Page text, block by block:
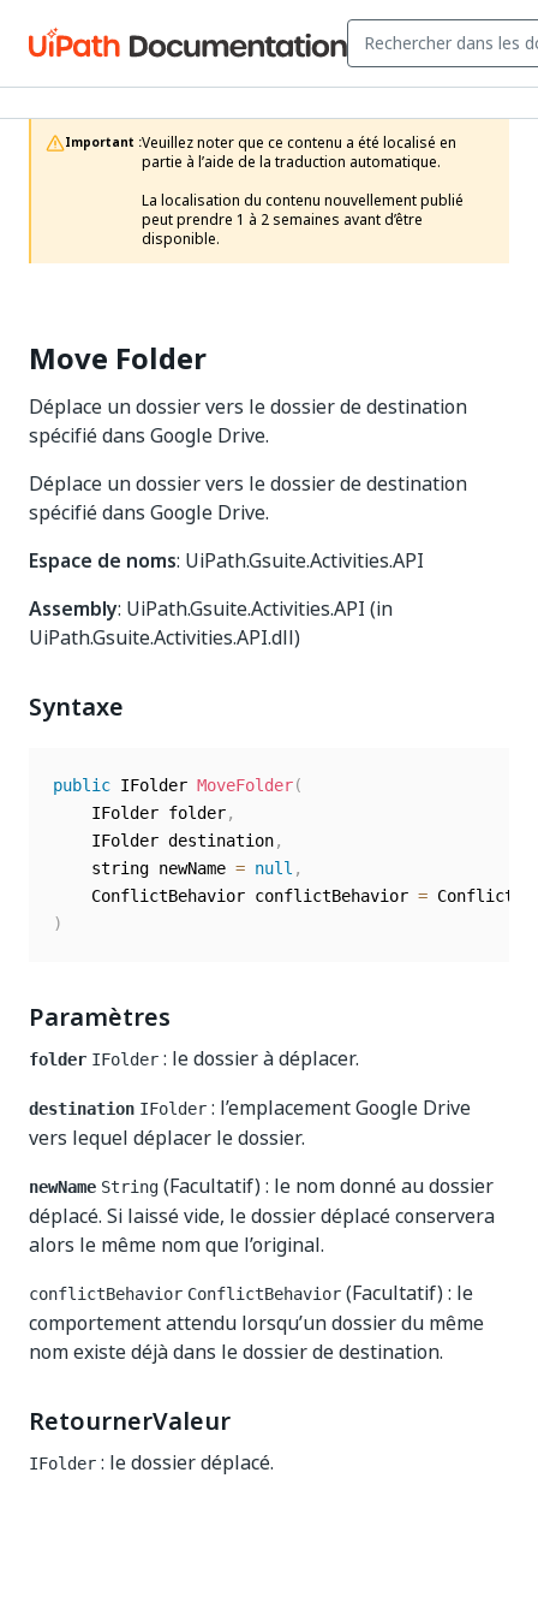
Important :Veuillez noter que ce contenu a été localisé en
partie à l’aide de la traduction automatique.
La localisation du contenu nouvellement publié
peut prendre 1 à 2 semaines avant d’être
disponible.
Move Folder
Déplace un dossier vers le dossier de destination
spécifié dans Google Drive.
Déplace un dossier vers le dossier de destination
spécifié dans Google Drive.
Espace de noms: UiPath.Gsuite.Activities.API
Assembly: UiPath.Gsuite.Activities.API (in
UiPath.Gsuite.Activities.API.dll)
Syntaxe
public IFolder MoveFolder(
	IFolder folder
,
	IFolder destination
,
	string newName
= null ,
	ConflictBehavior conflictBehavior
=
)
Paramètres
folder IFolder : le dossier à déplacer.
destination IFolder : l’emplacement Google Drive
vers lequel déplacer le dossier.
newName String (Facultatif) : le nom donné au dossier
déplacé. Si laissé vide, le dossier déplacé conservera
alors le même nom que l’original.
conflictBehavior ConflictBehavior (Facultatif) : le
comportement attendu lorsqu’un dossier du même
nom existe déjà dans le dossier de destination.
RetournerValeur
IFolder : le dossier déplacé.